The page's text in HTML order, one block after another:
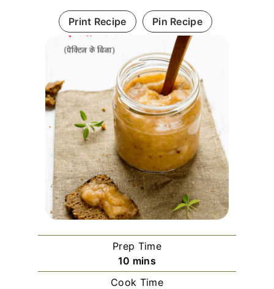
Print Recipe Pin Recipe
Prep Time
10 minutes
mins
Cook Time